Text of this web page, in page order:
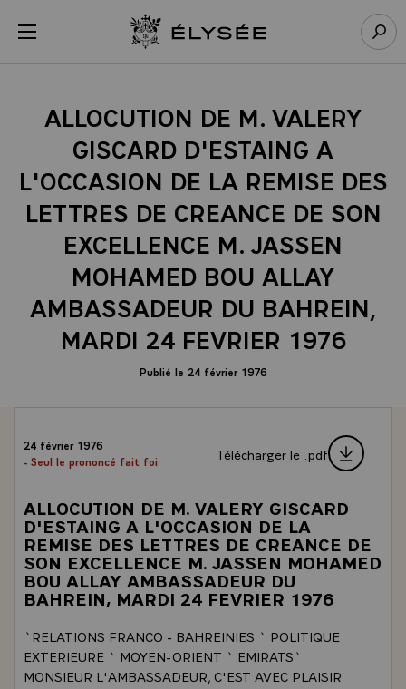
menu Retour à l’accueil Élysée
ALLOCUTION DE M. VALERY
GISCARD D'ESTAING A
L'OCCASION DE LA REMISE DES
LETTRES DE CREANCE DE SON
EXCELLENCE M. JASSEN
MOHAMED BOU ALLAY
AMBASSADEUR DU BAHREIN,
MARDI 24 FEVRIER 1976
Publié le 24 février 1976
24 février 1976
- Seul le prononcé fait foi
Télécharger le .pdf
ALLOCUTION DE M. VALERY GISCARD
D'ESTAING A L'OCCASION DE LA
REMISE DES LETTRES DE CREANCE DE
SON EXCELLENCE M. JASSEN MOHAMED
BOU ALLAY AMBASSADEUR DU
BAHREIN, MARDI 24 FEVRIER 1976
`RELATIONS FRANCO - BAHREINIES ` POLITIQUE
EXTERIEURE ` MOYEN-ORIENT ` EMIRATS`
MONSIEUR L'AMBASSADEUR, C'EST AVEC PLAISIR
Panneau de gestion des cookies